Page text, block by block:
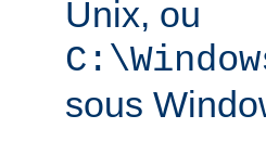
Unix, ou
sous